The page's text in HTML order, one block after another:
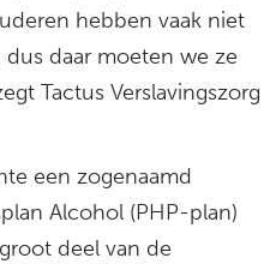
hebben vaak niet
daar moeten we ze
Tactus Verslavingszorg
een zogenaamd
Alcohol (PHP-plan)
deel van de